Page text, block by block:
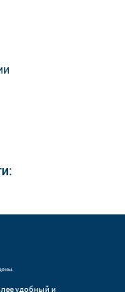
удобный и